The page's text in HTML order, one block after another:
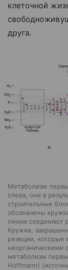
клеточной
друга.
Метаболизм
слева, они в
строительные
обозначены
линии соединяют
Кружки,
реакции, которые
неорганическими
метаболизм
Hoffmann)